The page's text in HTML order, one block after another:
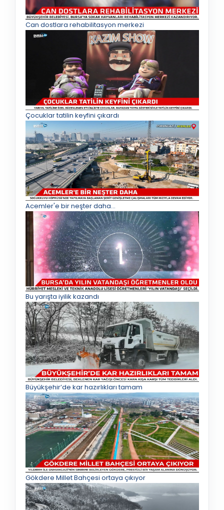
Can dostlara rehabilitasyon merkezi
Çocuklar tatilin keyfini çıkardı
Acemler'e bir neşter daha...
Bu yarışta iyilik kazandı
Büyükşehir’de kar hazırlıkları tamam
Gökdere Millet Bahçesi ortaya çıkıyor